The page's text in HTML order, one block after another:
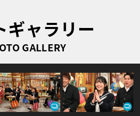
ギャラリー
GALLERY